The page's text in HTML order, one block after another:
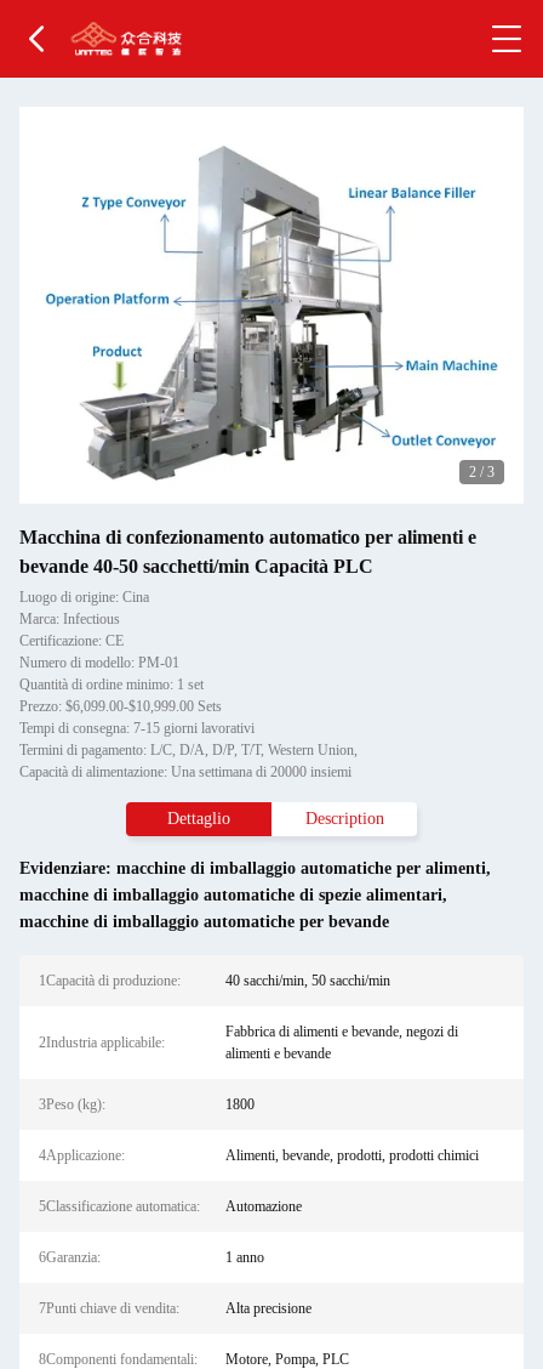
2 / 3
Macchina di confezionamento automatico per alimenti e
bevande 40-50 sacchetti/min Capacità PLC
Luogo di origine: Cina
Marca: Infectious
Certificazione: CE
Numero di modello: PM-01
Quantità di ordine minimo: 1 set
Prezzo: $6,099.00-$10,999.00 Sets
Tempi di consegna: 7-15 giorni lavorativi
Termini di pagamento: L/C, D/A, D/P, T/T, Western Union,
Capacità di alimentazione: Una settimana di 20000 insiemi
Dettaglio Description
Evidenziare: macchine di imballaggio automatiche per alimenti,
macchine di imballaggio automatiche di spezie alimentari,
macchine di imballaggio automatiche per bevande
1Capacità di produzione: 40 sacchi/min, 50 sacchi/min
2Industria applicabile:
Fabbrica di alimenti e bevande, negozi di
alimenti e bevande
3Peso (kg): 1800
4Applicazione: Alimenti, bevande, prodotti, prodotti chimici
5Classificazione automatica: Automazione
6Garanzia: 1 anno
7Punti chiave di vendita: Alta precisione
8Componenti fondamentali: Motore, Pompa, PLC